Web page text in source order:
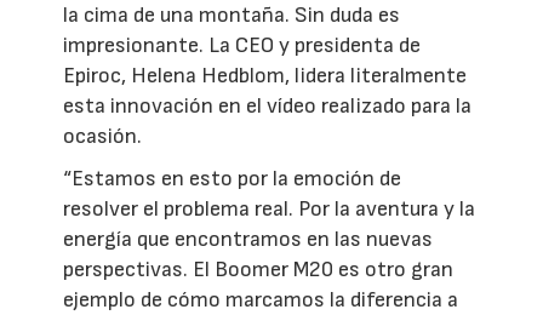
la cima de una montaña. Sin duda es
impresionante. La CEO y presidenta de
Epiroc, Helena Hedblom, lidera literalmente
esta innovación en el vídeo realizado para la
ocasión.
“Estamos en esto por la emoción de
resolver el problema real. Por la aventura y la
energía que encontramos en las nuevas
perspectivas. El Boomer M20 es otro gran
ejemplo de cómo marcamos la diferencia a